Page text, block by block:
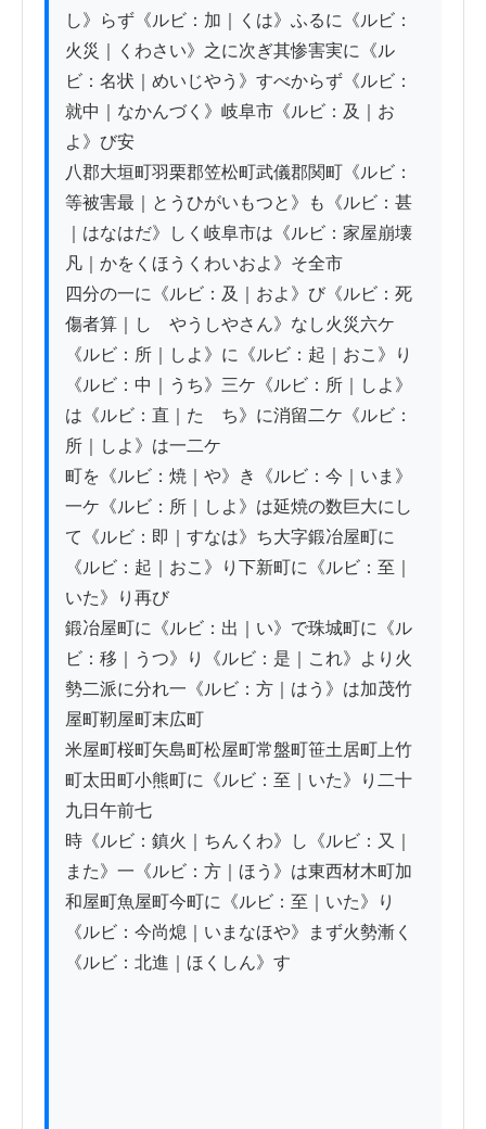
し》らず《ルビ：加｜くは》ふるに《ルビ：
火災｜くわさい》之に次ぎ其惨害実に《ル
ビ：名状｜めいじやう》すべからず《ルビ：
就中｜なかんづく》岐阜市《ルビ：及｜お
よ》び安
八郡大垣町羽栗郡笠松町武儀郡関町《ルビ：
等被害最｜とうひがいもつと》も《ルビ：甚
｜はなはだ》しく岐阜市は《ルビ：家屋崩壊
凡｜かをくほうくわいおよ》そ全市
四分の一に《ルビ：及｜およ》び《ルビ：死
傷者算｜しゝやうしやさん》なし火災六ケ
《ルビ：所｜しよ》に《ルビ：起｜おこ》り
《ルビ：中｜うち》三ケ《ルビ：所｜しよ》
は《ルビ：直｜たゞち》に消留二ケ《ルビ：
所｜しよ》は一二ケ
町を《ルビ：焼｜や》き《ルビ：今｜いま》
一ケ《ルビ：所｜しよ》は延焼の数巨大にし
て《ルビ：即｜すなは》ち大字鍛冶屋町に
《ルビ：起｜おこ》り下新町に《ルビ：至｜
いた》り再び
鍛冶屋町に《ルビ：出｜い》で珠城町に《ル
ビ：移｜うつ》り《ルビ：是｜これ》より火
勢二派に分れ一《ルビ：方｜はう》は加茂竹
屋町靭屋町末広町
米屋町桜町矢島町松屋町常盤町笹土居町上竹
町太田町小熊町に《ルビ：至｜いた》り二十
九日午前七
時《ルビ：鎮火｜ちんくわ》し《ルビ：又｜
また》一《ルビ：方｜ほう》は東西材木町加
和屋町魚屋町今町に《ルビ：至｜いた》り
《ルビ：今尚熄｜いまなほや》まず火勢漸く
《ルビ：北進｜ほくしん》す